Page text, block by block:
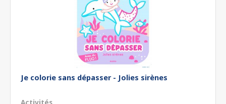
Je colorie sans dépasser - Jolies sirènes